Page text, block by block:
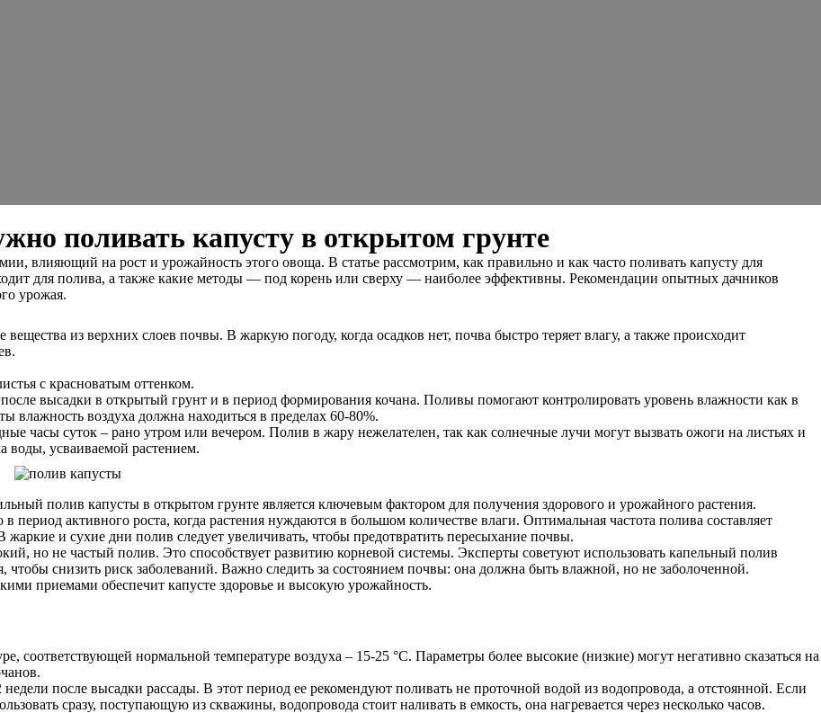
поливать капусту в открытом грунте
влияющий на рост и урожайность этого овоща. В статье рассмотрим, как правильно и как часто поливать капусту для
для полива, а также какие методы — под корень или сверху — наиболее эффективны. Рекомендации опытных дачников
урожая.
из верхних слоев почвы. В жаркую погоду, когда осадков нет, почва быстро теряет влагу, а также происходит
с красноватым оттенком.
высадки в открытый грунт и в период формирования кочана. Поливы помогают контролировать уровень влажности как в
влажность воздуха должна находиться в пределах 60-80%.
часы суток – рано утром или вечером. Полив в жару нежелателен, так как солнечные лучи могут вызвать ожоги на листьях и
воды, усваиваемой растением.
полив капусты в открытом грунте является ключевым фактором для получения здорового и урожайного растения.
период активного роста, когда растения нуждаются в большом количестве влаги. Оптимальная частота полива составляет
и сухие дни полив следует увеличивать, чтобы предотвратить пересыхание почвы.
но не частый полив. Это способствует развитию корневой системы. Эксперты советуют использовать капельный полив
чтобы снизить риск заболеваний. Важно следить за состоянием почвы: она должна быть влажной, но не заболоченной.
приемами обеспечит капусте здоровье и высокую урожайность.
соответствующей нормальной температуре воздуха – 15-25 °C. Параметры более высокие (низкие) могут негативно сказаться на
после высадки рассады. В этот период ее рекомендуют поливать не проточной водой из водопровода, а отстоянной. Если
сразу, поступающую из скважины, водопровода стоит наливать в емкость, она нагревается через несколько часов.